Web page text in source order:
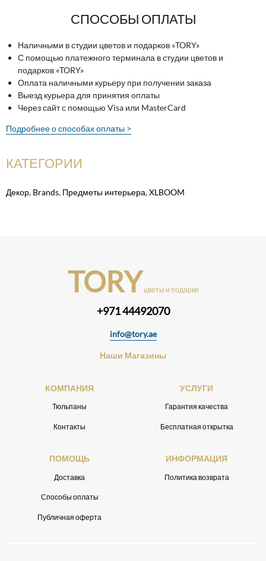
СПОСОБЫ ОПЛАТЫ
Наличными в студии цветов и подарков «TORY»
С помощью платежного терминала в студии цветов и
подарков «TORY»
Оплата наличными курьеру при получении заказа
Выезд курьера для принятия оплаты
Через сайт с помощью Visa или MasterCard
Подробнее о способах оплаты >
КАТЕГОРИИ
Декор, Brands, Предметы интерьера,XLBOOM
TORY цветы и подарки
+971 44492070
info@tory.ae
Наши Магазины
КОМПАНИЯ
Тюльпаны
Контакты
УСЛУГИ
Гарантия качества
Бесплатная открытка
ПОМОЩЬ
Доставка
Способы оплаты
Публичная оферта
ИНФОРМАЦИЯ
Политика возврата